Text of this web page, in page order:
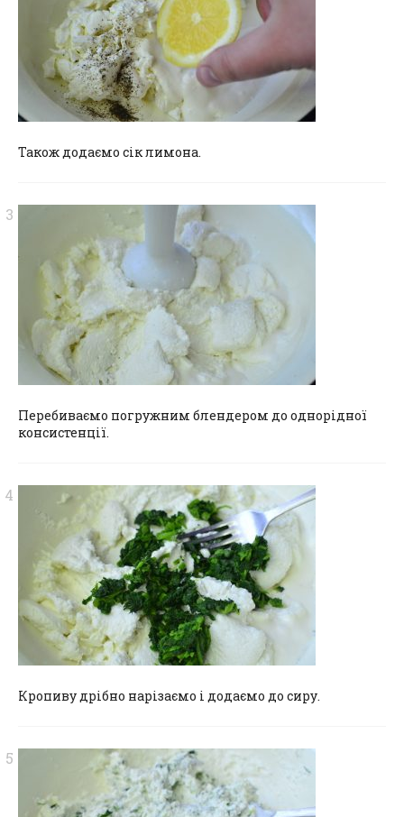
Також додаємо сік лимона.
Перебиваємо погружним блендером до однорідної
консистенції.
Кропиву дрібно нарізаємо і додаємо до сиру.